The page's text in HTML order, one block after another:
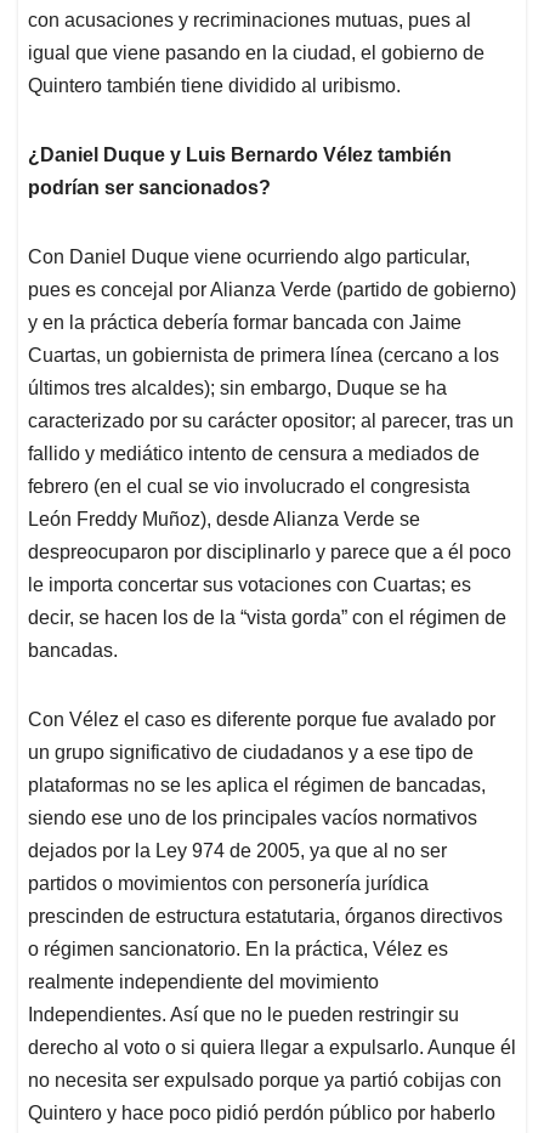
con acusaciones y recriminaciones mutuas, pues al
igual que viene pasando en la ciudad, el gobierno de
Quintero también tiene dividido al uribismo.
¿Daniel Duque y Luis Bernardo Vélez también
podrían ser sancionados?
Con Daniel Duque viene ocurriendo algo particular,
pues es concejal por Alianza Verde (partido de gobierno)
y en la práctica debería formar bancada con Jaime
Cuartas, un gobiernista de primera línea (cercano a los
últimos tres alcaldes); sin embargo, Duque se ha
caracterizado por su carácter opositor; al parecer, tras un
fallido y mediático intento de censura a mediados de
febrero (en el cual se vio involucrado el congresista
León Freddy Muñoz), desde Alianza Verde se
despreocuparon por disciplinarlo y parece que a él poco
le importa concertar sus votaciones con Cuartas; es
decir, se hacen los de la “vista gorda” con el régimen de
bancadas.
Con Vélez el caso es diferente porque fue avalado por
un grupo significativo de ciudadanos y a ese tipo de
plataformas no se les aplica el régimen de bancadas,
siendo ese uno de los principales vacíos normativos
dejados por la Ley 974 de 2005, ya que al no ser
partidos o movimientos con personería jurídica
prescinden de estructura estatutaria, órganos directivos
o régimen sancionatorio. En la práctica, Vélez es
realmente independiente del movimiento
Independientes. Así que no le pueden restringir su
derecho al voto o si quiera llegar a expulsarlo. Aunque él
no necesita ser expulsado porque ya partió cobijas con
Quintero y hace poco pidió perdón público por haberlo